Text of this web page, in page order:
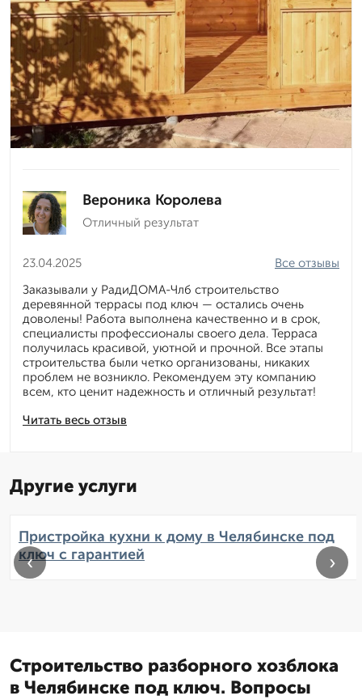
Вероника Королева
Отличный результат
23.04.2025
Читать весь отзыв
Все отзывы
Заказывали у РадиДОМА-Члб строительство
деревянной террасы под ключ — остались очень
доволены! Работа выполнена качественно и в срок,
специалисты профессионалы своего дела. Терраса
получилась красивой, уютной и прочной. Все этапы
строительства были четко организованы, никаких
проблем не возникло. Рекомендуем эту компанию
всем, кто ценит надежность и отличный результат!
Другие услуги
Пристройка кухни к дому в Челябинске под
ключ с гарантией
‹ ›
Строительство разборного хозблока
в Челябинске под ключ. Вопросы